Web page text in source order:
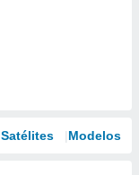
Satélites Modelos